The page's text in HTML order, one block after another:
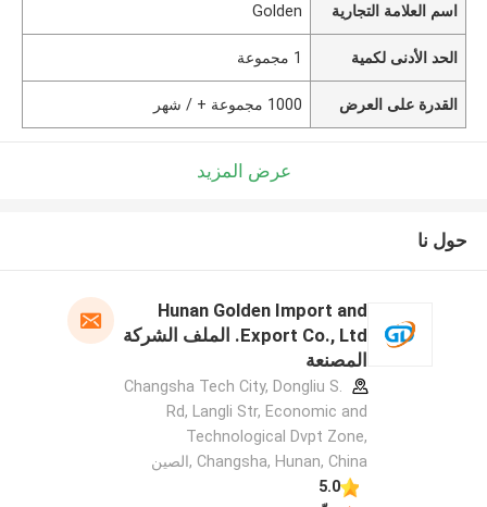
اسم العلامة التجارية Golden
الحد الأدنى لكمية 1 مجموعة
القدرة على العرض 1000 مجموعة + / شهر
عرض المزيد
حول نا
Hunan Golden Import and
Export Co., Ltd. الملف الشركة
المصنعة
Changsha Tech City, Dongliu S.
Rd, Langli Str, Economic and
Technological Dvpt Zone,
Changsha, Hunan, China ,الصين
5.0